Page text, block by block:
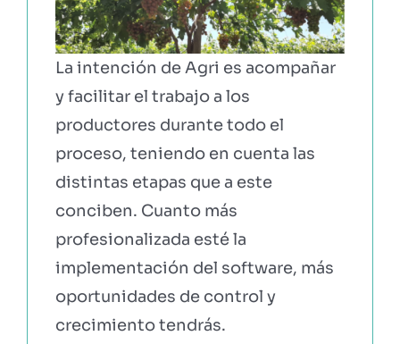
La intención de Agri es acompañar
y facilitar el trabajo a los
productores durante todo el
proceso, teniendo en cuenta las
distintas etapas que a este
conciben. Cuanto más
profesionalizada esté la
implementación del software, más
oportunidades de control y
crecimiento tendrás.